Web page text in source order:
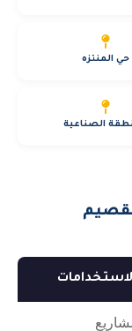
حي المنتزه
الصناعية